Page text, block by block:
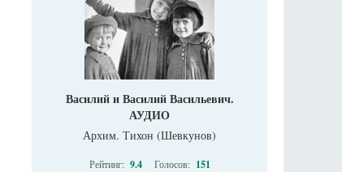
Василий и Василий Васильевич.
АУДИО
Архим. Тихон (Шевкунов)
Рейтинг: 9.4 Голосов: 151